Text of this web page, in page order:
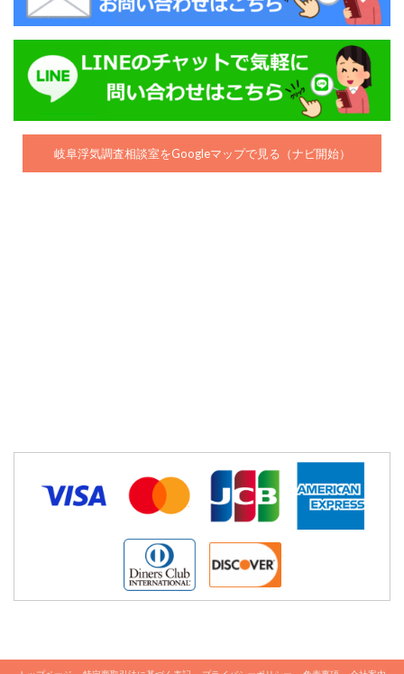
岐阜浮気調査相談室をGoogleマップで見る（ナビ開始）